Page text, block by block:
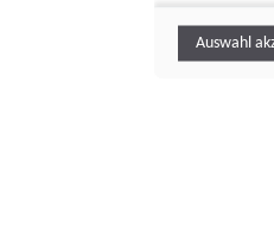
Auswahl